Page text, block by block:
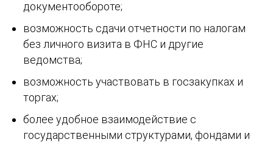
документообороте;
возможность сдачи отчетности по налогам
без личного визита в ФНС и другие
ведомства;
возможность участвовать в госзакупках и
торгах;
более удобное взаимодействие с
государственными структурами, фондами и